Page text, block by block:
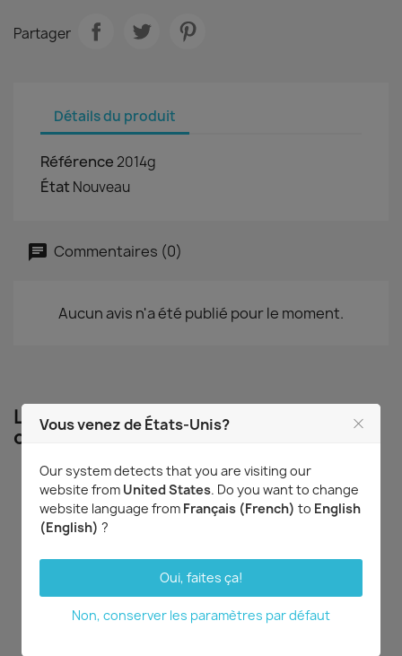
Partager
Détails du produit
Référence 2014g
État Nouveau
Commentaires (0)
Aucun avis n'a été publié pour le moment.
Les clients qui ont acheté ce produit
ont également acheté...
Vous venez de États-Unis?
Our system detects that you are visiting our
website from United States. Do you want to change
website language from Français (French) to English
(English) ?
Oui, faites ça!
Non, conserver les paramètres par défaut